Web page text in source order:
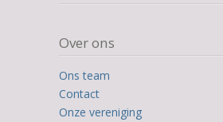
Over ons
Ons team
Contact
Onze vereniging